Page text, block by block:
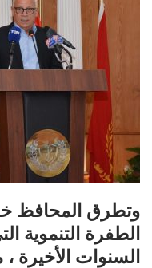
وتطرق المحافظ
الطفرة التنموية
السنوات الأخيرة